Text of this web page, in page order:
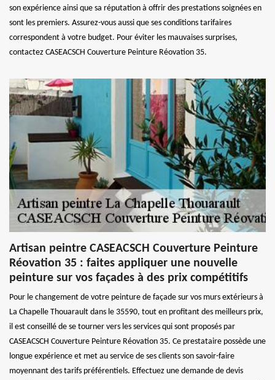
son expérience ainsi que sa réputation à offrir des prestations soignées en
sont les premiers. Assurez-vous aussi que ses conditions tarifaires
correspondent à votre budget. Pour éviter les mauvaises surprises,
contactez CASEACSCH Couverture Peinture Réovation 35.
Artisan peintre CASEACSCH Couverture Peinture
Réovation 35 : faites appliquer une nouvelle
peinture sur vos façades à des prix compétitifs
Pour le changement de votre peinture de façade sur vos murs extérieurs à
La Chapelle Thouarault dans le 35590, tout en profitant des meilleurs prix,
il est conseillé de se tourner vers les services qui sont proposés par
CASEACSCH Couverture Peinture Réovation 35. Ce prestataire possède une
longue expérience et met au service de ses clients son savoir-faire
moyennant des tarifs préférentiels. Effectuez une demande de devis